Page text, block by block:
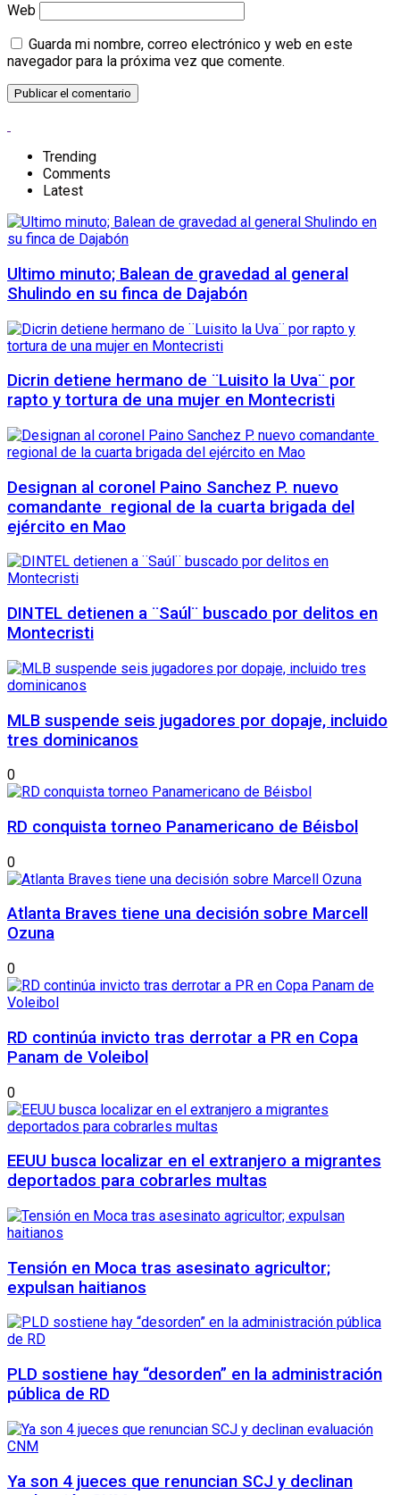
Web
Guarda mi nombre, correo electrónico y web en este
navegador para la próxima vez que comente.
Trending
Comments
Latest
Ultimo minuto; Balean de gravedad al general
Shulindo en su finca de Dajabón
Dicrin detiene hermano de ¨Luisito la Uva¨ por
rapto y tortura de una mujer en Montecristi
Designan al coronel Paino Sanchez P. nuevo
comandante regional de la cuarta brigada del
ejército en Mao
DINTEL detienen a ¨Saúl¨ buscado por delitos en
Montecristi
MLB suspende seis jugadores por dopaje, incluido
tres dominicanos
0
RD conquista torneo Panamericano de Béisbol
0
Atlanta Braves tiene una decisión sobre Marcell
Ozuna
0
RD continúa invicto tras derrotar a PR en Copa
Panam de Voleibol
0
EEUU busca localizar en el extranjero a migrantes
deportados para cobrarles multas
Tensión en Moca tras asesinato agricultor;
expulsan haitianos
PLD sostiene hay “desorden” en la administración
pública de RD
Ya son 4 jueces que renuncian SCJ y declinan